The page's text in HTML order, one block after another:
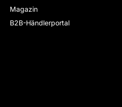
Magazin
B2B-Händlerportal